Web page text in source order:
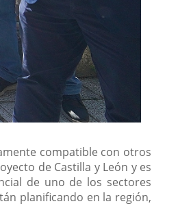
compatible con otros
de Castilla y León y es
de uno de los sectores
planificando en la región,